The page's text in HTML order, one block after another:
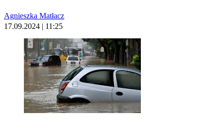
Agnieszka Matłacz
17.09.2024 | 11:25